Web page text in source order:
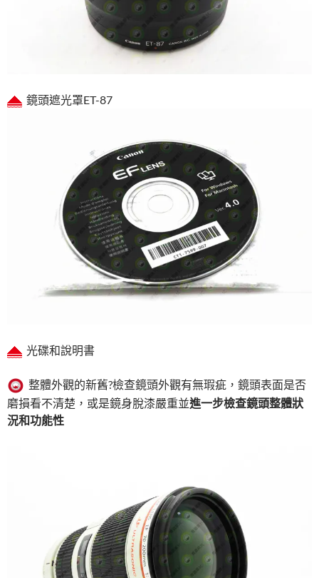
鏡頭遮光罩ET-87
光碟和說明書
整體外觀的新舊?檢查鏡頭外觀有無瑕疵，鏡頭表面是否
磨損看不清楚，或是鏡身脫漆嚴重並進一步檢查鏡頭整體狀
況和功能性